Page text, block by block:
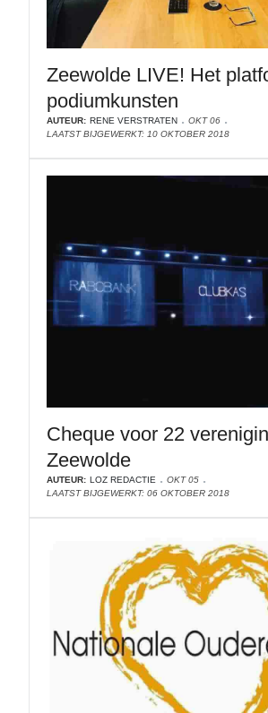
Zeewolde LIVE! Het
podiumkunsten
AUTEUR: RENE VERSTRATEN
OKT 06
LAATST BIJGEWERKT: 10 OKTOBER 2018
Cheque voor 22
Zeewolde
AUTEUR: LOZ REDACTIE
OKT 05
LAATST BIJGEWERKT: 06 OKTOBER 2018